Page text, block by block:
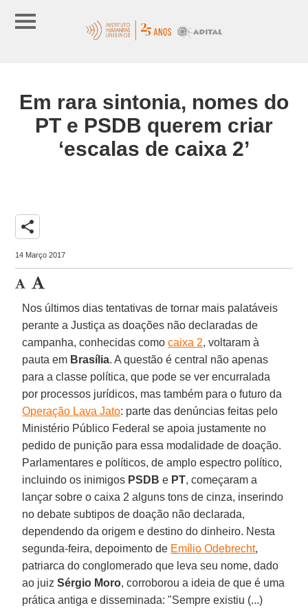
Em rara sintonia, nomes do
PT e PSDB querem criar
‘escalas de caixa 2’
share
14 Março 2017
Nos últimos dias tentativas de tornar mais palatáveis
perante a Justiça as doações não declaradas de
campanha, conhecidas comocaixa 2, voltaram à
pauta em Brasília. A questão é central não apenas
para a classe política, que pode se ver encurralada
por processos jurídicos, mas também para o futuro da
Operação Lava Jato: parte das denúncias feitas pelo
Ministério Público Federal se apoia justamente no
pedido de punição para essa modalidade de doação.
Parlamentares e políticos, de amplo espectro político,
incluindo os inimigos PSDB e PT, começaram a
lançar sobre o caixa 2 alguns tons de cinza, inserindo
no debate subtipos de doação não declarada,
dependendo da origem e destino do dinheiro. Nesta
segunda-feira, depoimento de Emílio Odebrecht,
patriarca do conglomerado que leva seu nome, dado
ao juizSérgio Moro, corroborou a ideia de que é uma
prática antiga e disseminada: "Sempre existiu (...)